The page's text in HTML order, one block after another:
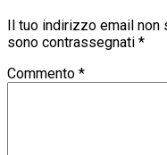
Il tuo indirizzo email non
sono contrassegnati *
Commento *